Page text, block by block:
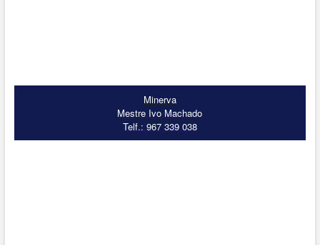
Minerva
Mestre Ivo Machado
Telf.: 967 339 038